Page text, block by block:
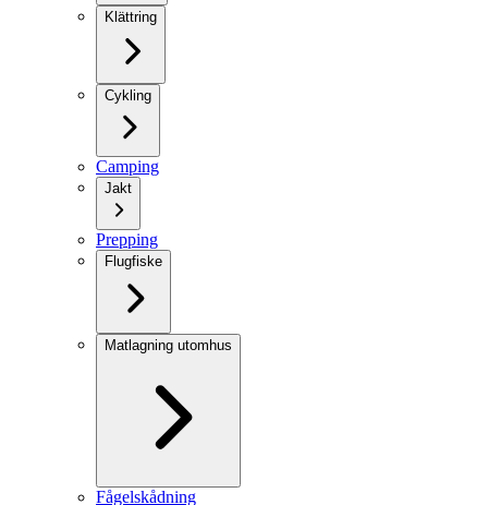
Klättring
Cykling
Camping
Jakt
Prepping
Flugfiske
Matlagning utomhus
Fågelskådning